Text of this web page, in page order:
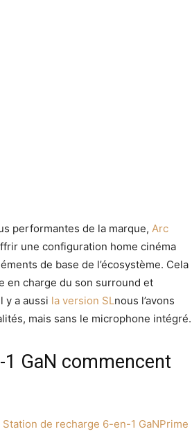
performantes de la marque, Arc
une configuration home cinéma
de base de l’écosystème. Cela
en charge du son surround et
y a aussi la version SLnous l’avons
mais sans le microphone intégré.
GaN commencent
Station de recharge 6-en-1 GaNPrime